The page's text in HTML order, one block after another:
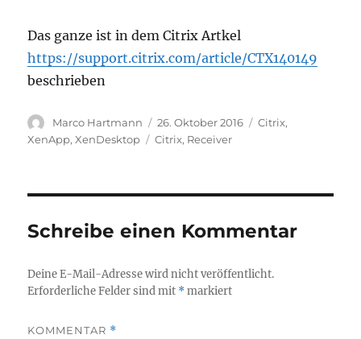
Das ganze ist in dem Citrix Artkel
https://support.citrix.com/article/CTX140149
beschrieben
Autor
Marco Hartmann
Veröffentlicht
am
26. Oktober 2016 Kategorien
Citrix,
XenApp,XenDesktop Schlagwörter
Citrix, Receiver
Schreibe einen Kommentar
Deine E-Mail-Adresse wird nicht veröffentlicht.
Erforderliche Felder sind mit *markiert
KOMMENTAR *